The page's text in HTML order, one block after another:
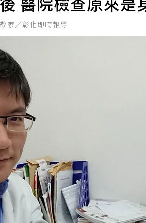
家／彰化即時報導